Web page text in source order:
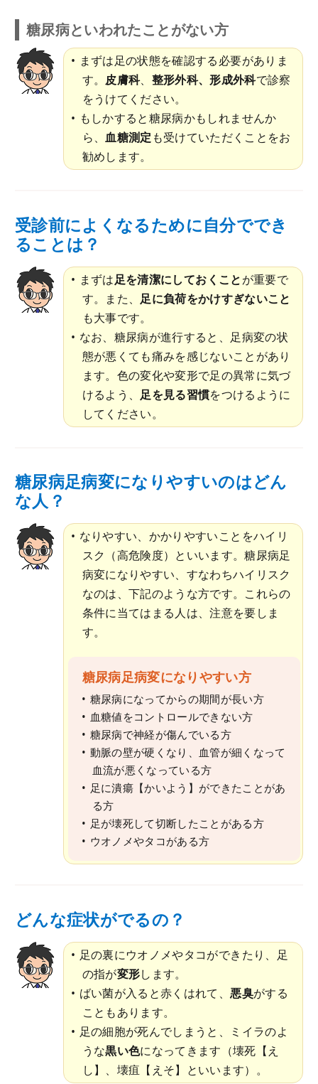
糖尿病といわれたことがない方
まずは足の状態を確認する必要がありま
す。 皮膚科、 整形外科、形成外科で診察
をうけてください。
もしかすると糖尿病かもしれませんか
ら、血糖測定 も受けていただくことをお
勧めします。
受診前によくなるために自分ででき
ることは？
まずは足を清潔にしておくことが重要で
す。また、 足に負荷をかけすぎないこと
も大事です。
なお、糖尿病が進行すると、足病変の状
態が悪くても痛みを感じないことがあり
ます。色の変化や変形で足の異常に気づ
けるよう、 足を見る習慣をつけるように
してください。
糖尿病足病変になりやすいのはどん
な人？
なりやすい、かかりやすいことをハイリ
スク（高危険度）といいます。糖尿病足
病変になりやすい、すなわちハイリスク
なのは、下記のような方です。これらの
条件に当てはまる人は、注意を要しま
す。
糖尿病足病変になりやすい方
糖尿病になってからの期間が長い方
血糖値をコントロールできない方
糖尿病で神経が傷んでいる方
動脈の壁が硬くなり、血管が細くなって
血流が悪くなっている方
足に潰瘍【かいよう】ができたことがあ
る方
足が壊死して切断したことがある方
ウオノメやタコがある方
どんな症状がでるの？
足の裏にウオノメやタコができたり、足
の指が変形します。
ばい菌が入ると赤くはれて、悪臭がする
こともあります。
足の細胞が死んでしまうと、ミイラのよ
うな黒い色になってきます（壊死【え
し】、壊疽【えそ】といいます）。